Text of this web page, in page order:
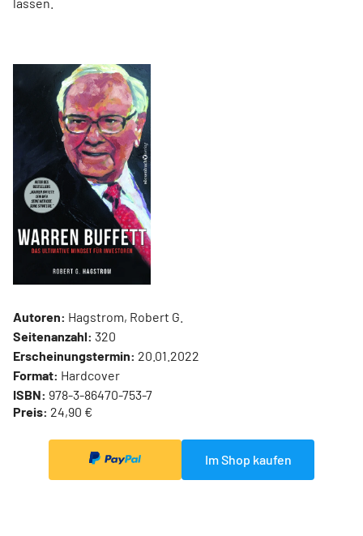
Autoren: Hagstrom, Robert G.
Seitenanzahl: 320
Erscheinungstermin: 20.01.2022
Format: Hardcover
ISBN: 978-3-86470-753-7
Preis: 24,90 €
Im Shop kaufen